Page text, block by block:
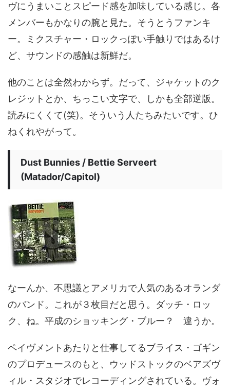
ヴにうまいことスピード感を加味している感じ。各
メンバーもかなりの腕と見た。そうとうファンキ
ー。ミクスチャー・ロックっぽい手触りではあるけ
ど、サウンドの感触は新鮮だ。
他のことは全然わからず。だって、ジャケットのク
レジットとか、ちっこい文字で、しかも全部逆版。
読みにくくて(笑)。そういう人たちみたいです。ひ
ねくれやがって。
Dust Bunnies / Bettie Serveert
(Matador/Capitol)
なーんか、不思議とアメリカで人気のあるオランダ
のバンド。これが３枚目だと思う。ダッチ・ロッ
ク、ね。平成のショッキング・ブルー？ 違うか。
ペイヴメントあたりと仕事してるブライス・ゴギン
のプロデュースのもと、ウッドストックのベアズヴ
ィル・スタジオでレコーディングされている。ヴォ